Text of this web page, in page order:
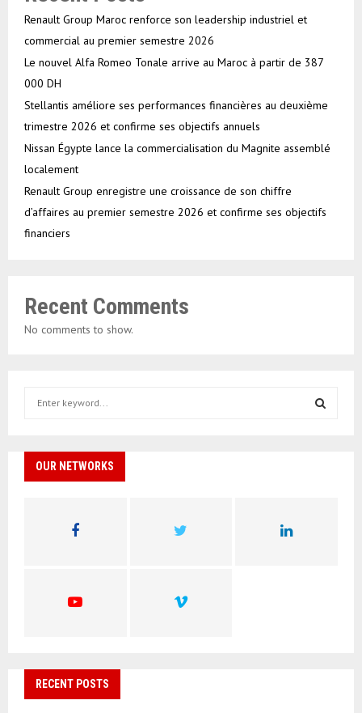
Renault Group Maroc renforce son leadership industriel et
commercial au premier semestre 2026
Le nouvel Alfa Romeo Tonale arrive au Maroc à partir de 387
000 DH
Stellantis améliore ses performances financières au deuxième
trimestre 2026 et confirme ses objectifs annuels
Nissan Égypte lance la commercialisation du Magnite assemblé
localement
Renault Group enregistre une croissance de son chiffre
d’affaires au premier semestre 2026 et confirme ses objectifs
financiers
Recent Comments
No comments to show.
h
OUR NETWORKS
RECENT POSTS